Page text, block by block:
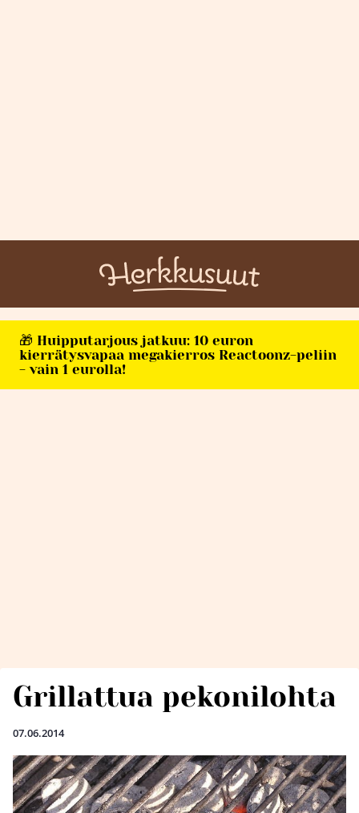
🎁 Huipputarjous jatkuu: 10 euron
kierrätysvapaa megakierros Reactoonz-peliin
- vain 1 eurolla!
Grillattua pekonilohta
07.06.2014